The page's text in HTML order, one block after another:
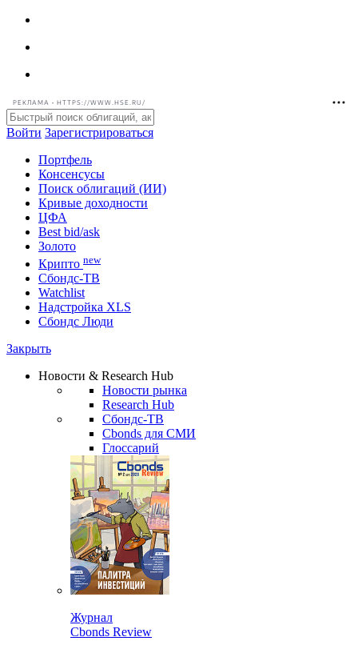
РЕКЛАМА • HTTPS://WWW.HSE.RU/
Войти Зарегистрироваться
Портфель
Консенсусы
Поиск облигаций (ИИ)
Кривые доходности
ЦФА
Best bid/ask
Золото
Крипто new
Watchlist
Сбондс Люди
Новости & Research Hub
Новости рынка
Research Hub
Сбондс-ТВ
Cbonds для СМИ
Глоссарий